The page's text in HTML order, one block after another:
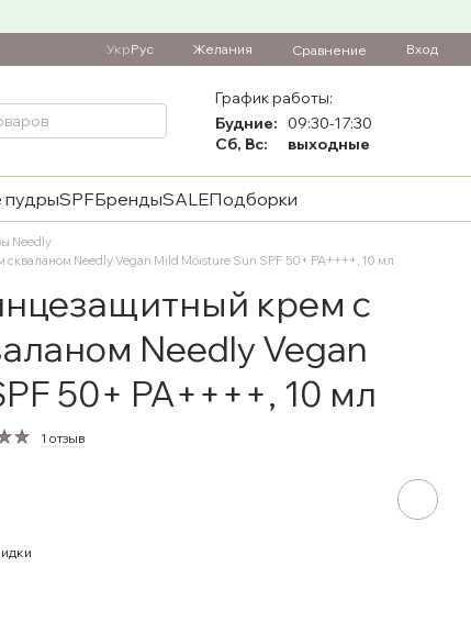
УкрРус Желания Сравнение Вход
График работы:
Будние: 09:30-17:30
Сб, Вс:
выходные
пудрыSPFБрендыSALEПодборки
Needly
Needly Vegan Mild Moisture Sun SPF 50+ PA++++, 10 мл
крем с
Needly Vegan
50+ PA++++, 10 мл
1 отзыв